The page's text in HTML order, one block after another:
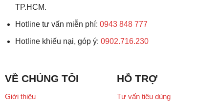
TP.HCM.
Hotline tư vấn miễn phí: 0943 848 777
Hotline khiếu nại, góp ý: 0902.716.230
VỀ CHÚNG TÔI
Giới thiệu
HỖ TRỢ
Tư vấn tiêu dùng